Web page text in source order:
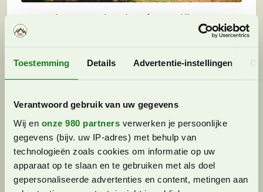
Toestemming Details Advertentie-instellingen
Verantwoord gebruik van uw gegevens
Wij en onze 980 partners verwerken je persoonlijke
gegevens (bijv. uw IP-adres) met behulp van
technologieën zoals cookies om informatie op uw
apparaat op te slaan en te gebruiken met als doel
gepersonaliseerde advertenties en content, metingen aan
Camping Menina in Slovenië: met
eigen zwemmeer en funpark!
Camping Menina is een heerlijke familiecamping
gelegen aan de rivier en heeft onder andere een
eigen ‘Adventure park’ en mooi zwemmeer. In
het…